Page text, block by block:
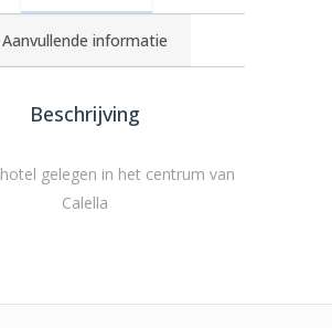
Aanvullende informatie
Beschrijving
gelegen in het centrum van
Calella